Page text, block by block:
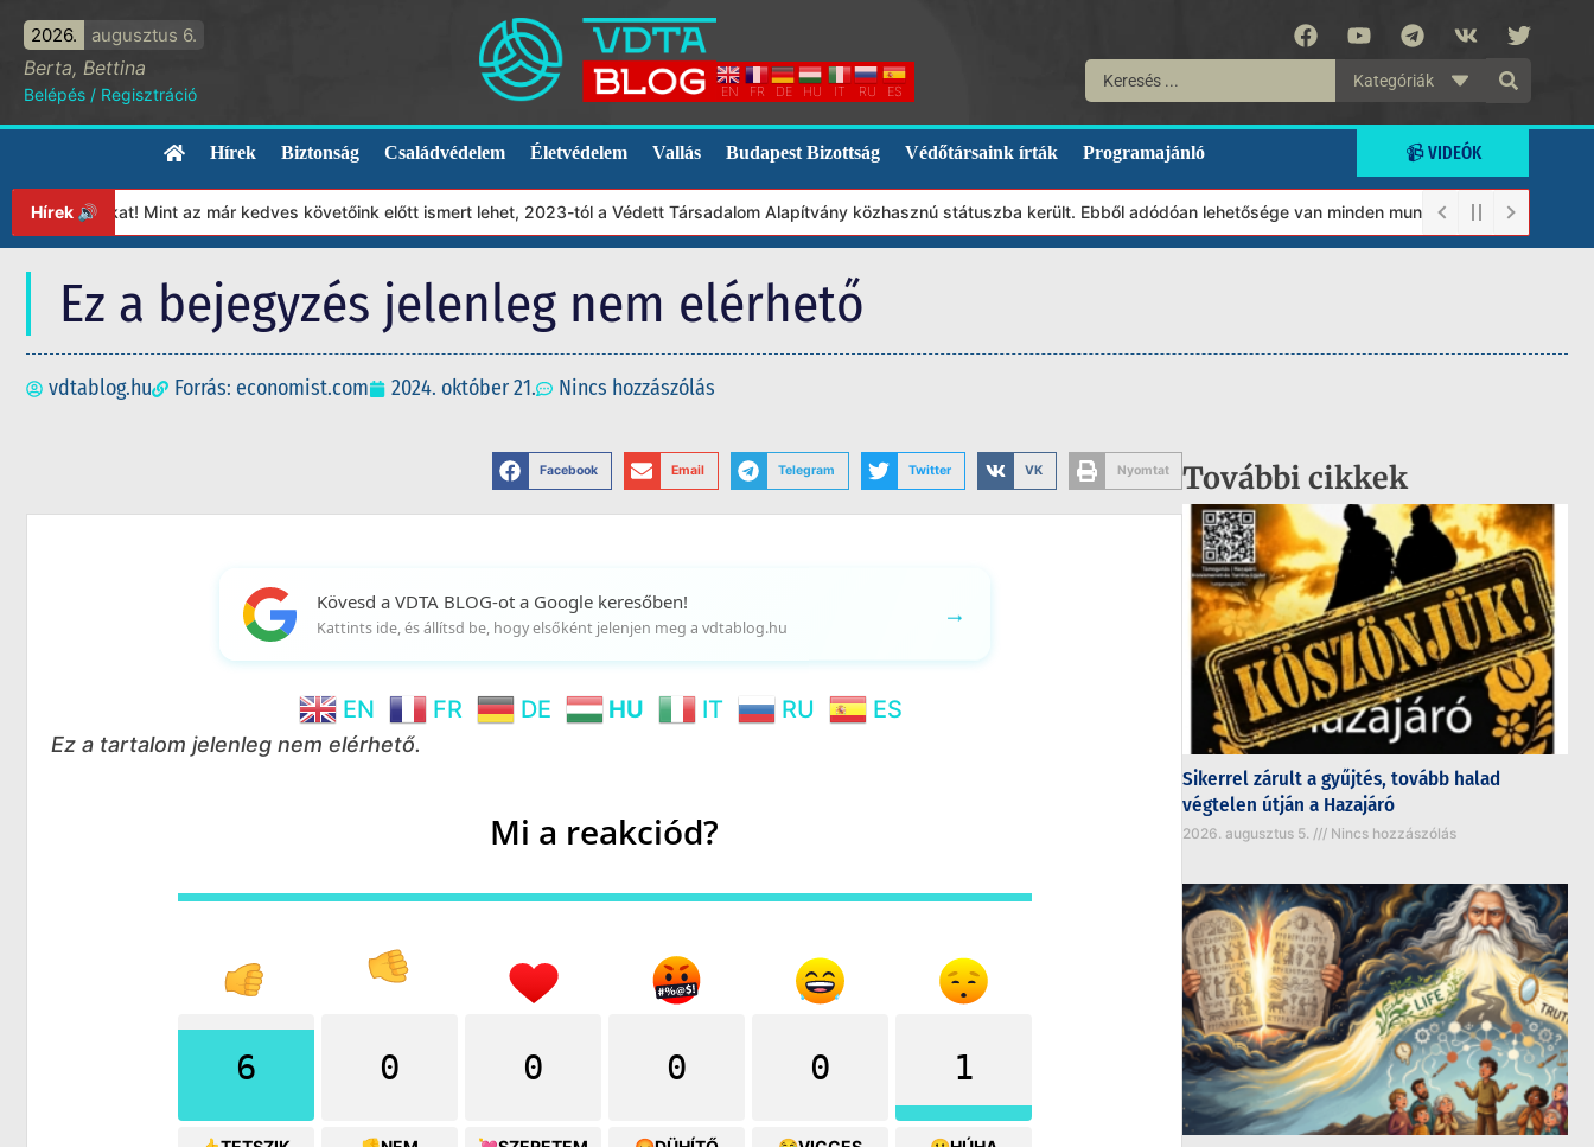
2026. augusztus 6.
Berta, Bettina
Belépés / Regisztráció EN FR DE HU IT RU ES
Kategóriák
Hírek Biztonság Családvédelem Életvédelem Vallás Budapest Bizottság Védőtársaink írták Programajánló 📹 VIDEÓK
Hírek 🔊Mint az már kedves követőink előtt ismert lehet, 2023-tól a Védett Társadalom Alapítvány közhasznú státuszba került. Ebből adódóan lehetősége van minden munkánkat segíteni
Ez a bejegyzés jelenleg nem elérhető
vdtablog.hu Forrás: economist.com 2024. október 21. Nincs hozzászólás
Facebook Email Telegram Twitter VK Nyomtat
Kövesd a VDTA BLOG-ot a Google keresőben!
Kattints ide, és állítsd be, hogy elsőként jelenjen meg a vdtablog.hu →
EN FR DE HU IT RU ES
Ez a tartalom jelenleg nem elérhető.
Mi a reakciód?
6 0 0 0 0 1
További cikkek
Sikerrel zárult a gyűjtés, tovább halad
végtelen útján a Hazajáró
2026. augusztus 5. Nincs hozzászólás